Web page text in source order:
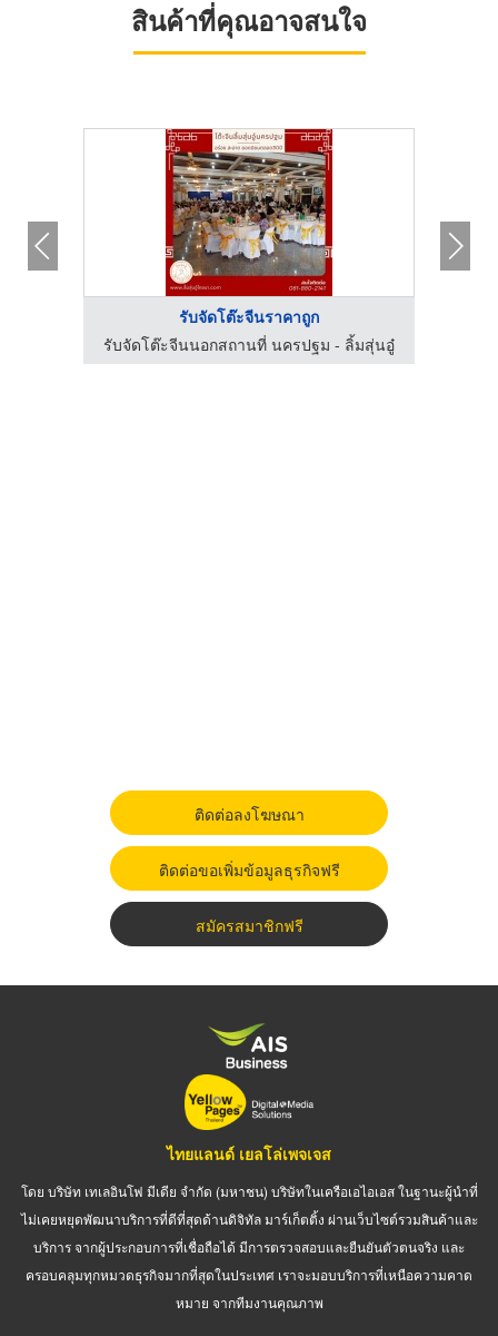
สินค้าที่คุณอาจสนใจ
รับจัดโต๊ะจีนราคาถูก
รับจัดโต๊ะจีนนอกสถานที่ นครปฐม - ลิ้มสุ่นอู๋
ติดต่อลงโฆษณา
ติดต่อขอเพิ่มข้อมูลธุรกิจฟรี
สมัครสมาชิกฟรี
ไทยแลนด์ เยลโล่เพจเจส
โดย บริษัท เทเลอินโฟ มีเดีย จำกัด (มหาชน) บริษัทในเครือเอไอเอส ในฐานะผู้นำที่
ไม่เคยหยุดพัฒนาบริการที่ดีที่สุดด้านดิจิทัล มาร์เก็ตติ้ง ผ่านเว็บไซต์รวมสินค้าและ
บริการ จากผู้ประกอบการที่เชื่อถือได้ มีการตรวจสอบและยืนยันตัวตนจริง และ
ครอบคลุมทุกหมวดธุรกิจมากที่สุดในประเทศ เราจะมอบบริการที่เหนือความคาด
หมาย จากทีมงานคุณภาพ